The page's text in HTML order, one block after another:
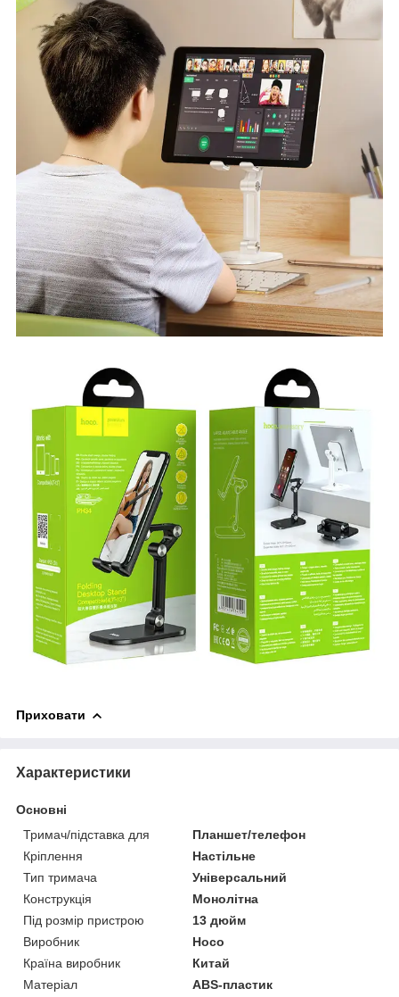
Приховати
Характеристики
Основні
Тримач/підставка для
Планшет/телефон
Кріплення
Настільне
Тип тримача
Універсальний
Конструкція
Монолітна
Під розмір пристрою
13 дюйм
Виробник
Hoco
Країна виробник
Китай
Матеріал
ABS-пластик